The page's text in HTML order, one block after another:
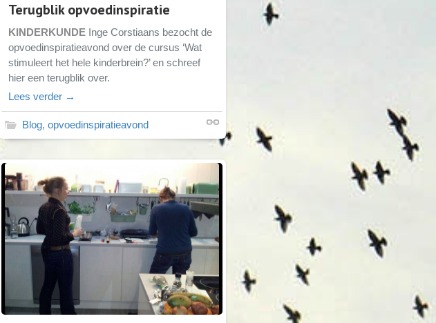
Terugblik opvoedinspiratie
KINDERKUNDE Inge Corstiaans bezocht de
opvoedinspiratieavond over de cursus ‘Wat
stimuleert het hele kinderbrein?’ en schreef
hier een terugblik over.
Lees verder →
Blog, opvoedinspiratieavond